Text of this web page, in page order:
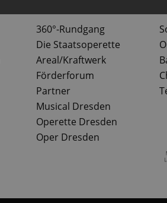
360°-Rundgang
Die Staatsoperette
Areal/Kraftwerk
Förderforum
Partner
Musical Dresden
Operette Dresden
Oper Dresden